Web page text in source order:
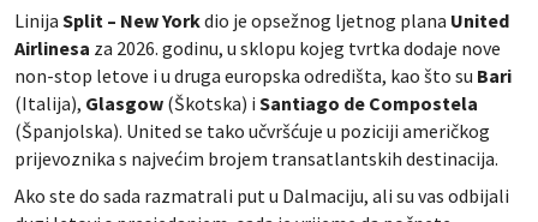
Linija Split – New Yorkdio je opsežnog ljetnog plana United
Airlinesa za 2026. godinu, u sklopu kojeg tvrtka dodaje nove
non-stop letove i u druga europska odredišta, kao što su Bari
(Italija), Glasgow (Škotska) i Santiago de Compostela
(Španjolska). United se tako učvršćuje u poziciji američkog
prijevoznika s najvećim brojem transatlantskih destinacija.
Ako ste do sada razmatrali put u Dalmaciju, ali su vas odbijali